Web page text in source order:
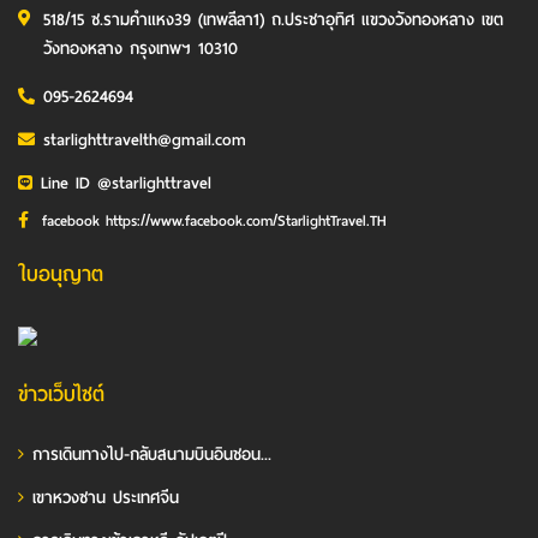
518/15 ซ.รามคำแหง39 (เทพลีลา1) ถ.ประชาอุทิศ แขวงวังทองหลาง เขต
วังทองหลาง กรุงเทพฯ 10310
095-2624694
starlighttravelth@gmail.com
Line ID @starlighttravel
facebook https://www.facebook.com/StarlightTravel.TH
ใบอนุญาต
ข่าวเว็บไซต์
การเดินทางไป-กลับสนามบินอินชอน...
เขาหวงซาน ประเทศจีน